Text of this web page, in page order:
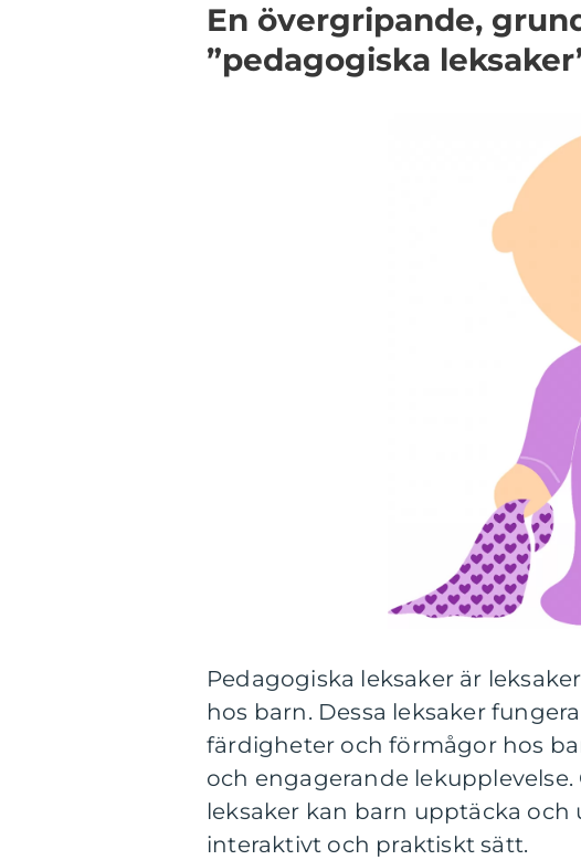
En övergripande,
”pedagogiska
Pedagogiska leksaker är
hos barn. Dessa leksaker
färdigheter och förmågor hos
och engagerande
leksaker kan barn upptäcka
interaktivt och praktiskt sätt.